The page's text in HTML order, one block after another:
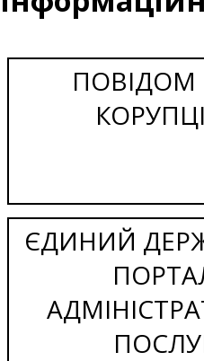
ПОВІДОМ
ЄДИНИЙ